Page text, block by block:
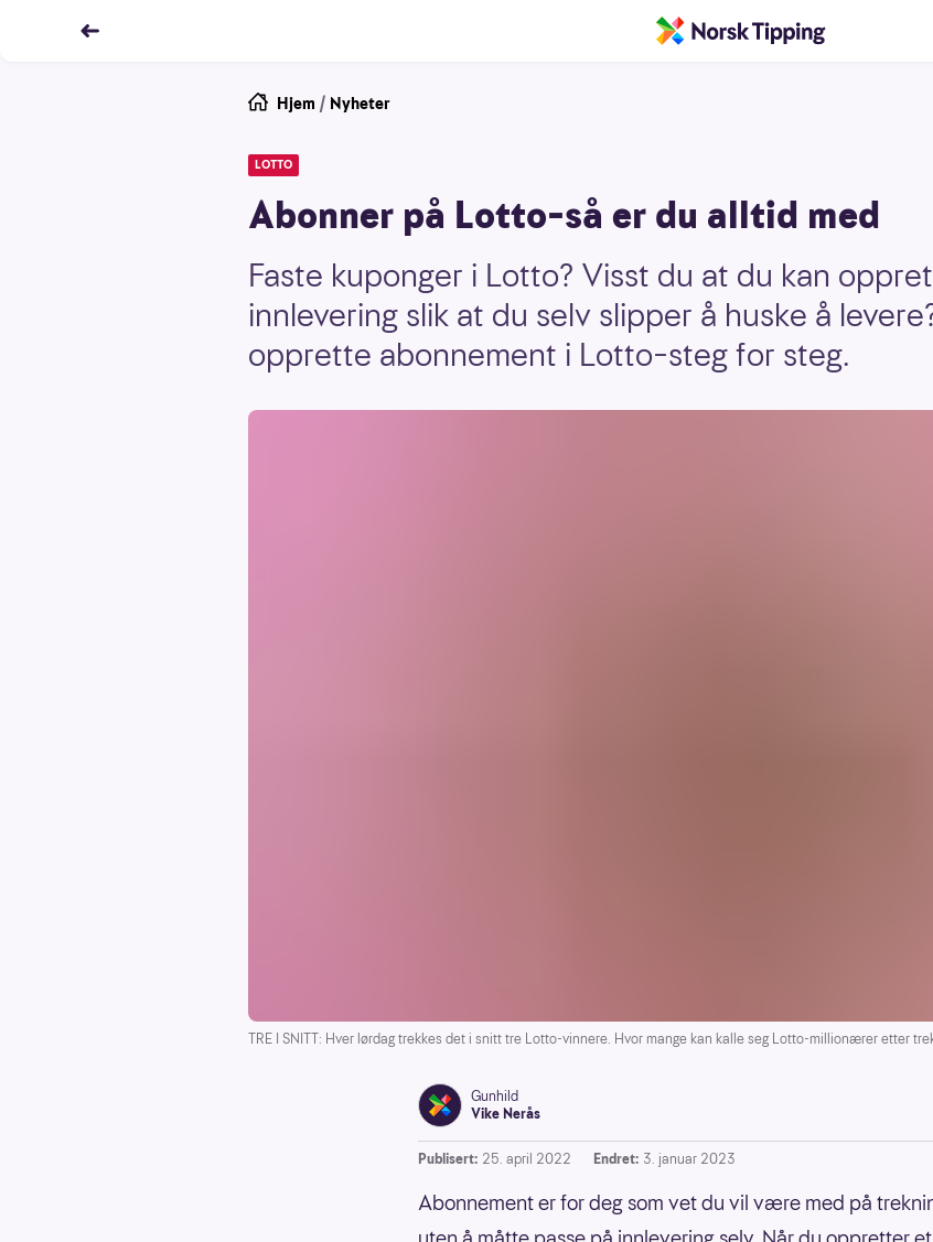
Hjem / Nyheter
LOTTO
Abonner på Lotto–så er du alltid med
Faste kuponger i Lotto? Visst du at du kan
innlevering slik at du selv slipper å huske å
opprette abonnement i Lotto–steg for steg.
TRE I SNITT: Hver lørdag trekkes det i snitt tre Lotto-vinnere. Hvor mange kan kalle seg Lotto-millionærer etter
Gunhild
Vike Nerås
Publisert: 25. april 2022 Endret: 3. januar 2023
Abonnement er for deg som vet du vil være med på